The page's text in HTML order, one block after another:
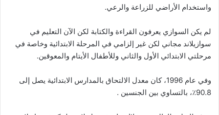
واستخدام الأراضي للزراعة والرعي.
لم يكن السوازي يعرفون القراءة والكتابة لكن الآن التعليم في
سوازيلاند مجاني لكن غير إلزامي في المرحلة الابتدائية وخاصة في
مرحلتي الابتدائي الأول والثاني وللأطفال الأيتام والمعوقين.
وفي عام 1996، كان معدل الالتحاق بالمدارس الابتدائية يصل إلى
90.8٪، بالتساوي بين الجنسين .